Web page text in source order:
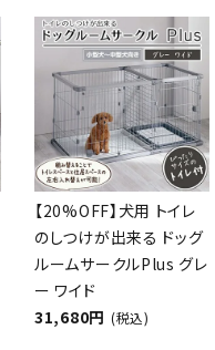
【20%OFF】犬用 トイレ
のしつけが出来る ドッグ
ルームサークルPlus グレ
ー ワイド
31,680円 (税込)